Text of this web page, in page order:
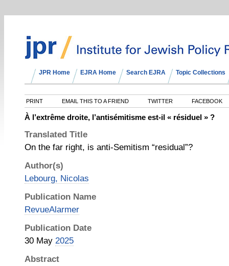
JPR Home EJRA Home Search EJRA Topic Collections
PRINT EMAIL THIS TO A FRIEND TWITTER FACEBOOK
À l’extrême droite, l’antisémitisme est-il « résiduel » ?
Translated Title
On the far right, is anti-Semitism “residual”?
Author(s)
Lebourg, Nicolas
Publication Name
RevueAlarmer
Publication Date
30 May 2025
Abstract